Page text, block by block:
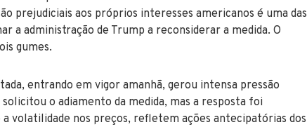
prejudiciais aos próprios interesses americanos é uma das
a administração de Trump a reconsiderar a medida. O
gumes.
entrando em vigor amanhã, gerou intensa pressão
o adiamento da medida, mas a resposta foi
volatilidade nos preços, refletem ações antecipatórias dos